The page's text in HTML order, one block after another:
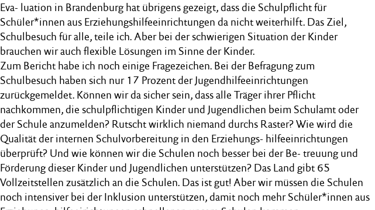
Eva- luation in Brandenburg hat übrigens gezeigt, dass die Schulpflicht für
Schüler*innen aus Erziehungshilfeeinrichtungen da nicht weiterhilft. Das Ziel,
Schulbesuch für alle, teile ich. Aber bei der schwierigen Situation der Kinder
brauchen wir auch flexible Lösungen im Sinne der Kinder.
Zum Bericht habe ich noch einige Fragezeichen. Bei der Befragung zum
Schulbesuch haben sich nur 17 Prozent der Jugendhilfeeinrichtungen
zurückgemeldet. Können wir da sicher sein, dass alle Träger ihrer Pflicht
nachkommen, die schulpflichtigen Kinder und Jugendlichen beim Schulamt oder
der Schule anzumelden? Rutscht wirklich niemand durchs Raster? Wie wird die
Qualität der internen Schulvorbereitung in den Erziehungs- hilfeeinrichtungen
überprüft? Und wie können wir die Schulen noch besser bei der Be- treuung und
Förderung dieser Kinder und Jugendlichen unterstützen? Das Land gibt 65
Vollzeitstellen zusätzlich an die Schulen. Das ist gut! Aber wir müssen die Schulen
noch intensiver bei der Inklusion unterstützen, damit noch mehr Schüler*innen aus